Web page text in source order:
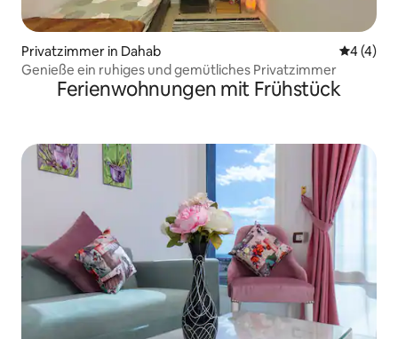
Privatzimmer in Dahab
4 (4)
Genieße ein ruhiges und gemütliches Privatzimmer
Ferienwohnungen mit Frühstück